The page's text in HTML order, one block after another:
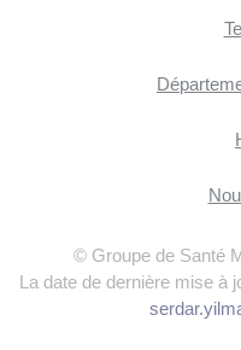
© Groupe de Santé
La date de dernière mise à